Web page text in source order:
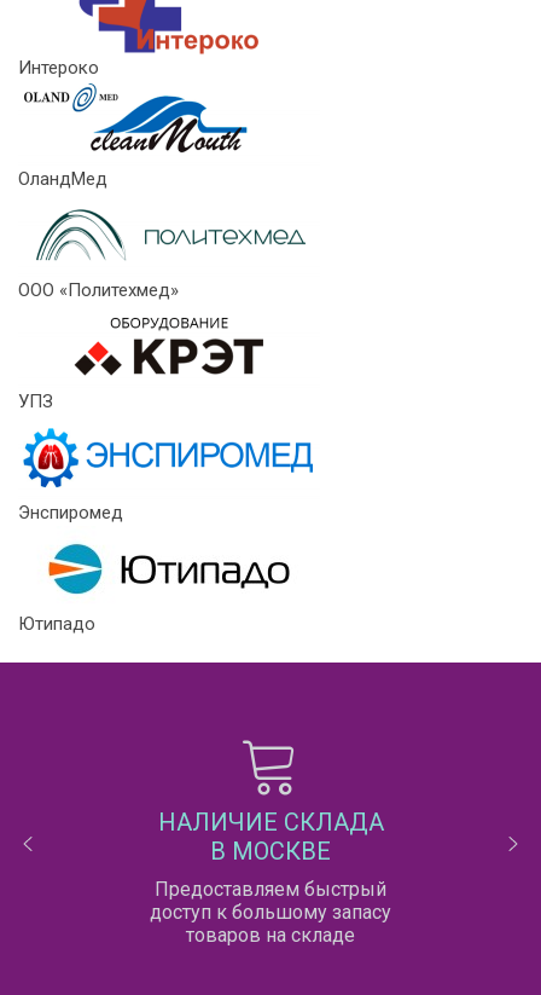
Интероко
ОландМед
ООО «Политехмед»
УПЗ
Энспиромед
Ютипадо
НАЛИЧИЕ СКЛАДА
В МОСКВЕ
Предоставляем быстрый
доступ к большому запасу
товаров на складе